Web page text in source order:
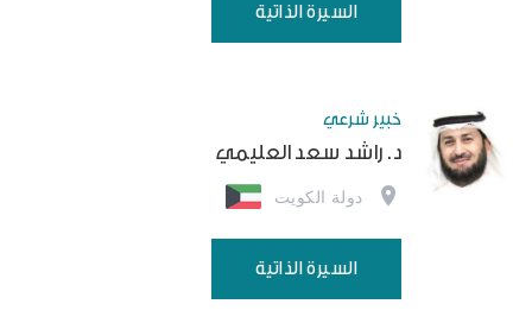
السيرة الذاتية
خبير شرعي
د. راشد سعد العليمي
دولة الكويت
السيرة الذاتية